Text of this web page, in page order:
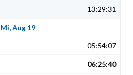
13:29:31
Mi, Aug 19
05:54:07
06:25:40